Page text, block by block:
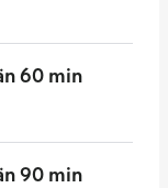
60 min
90 min